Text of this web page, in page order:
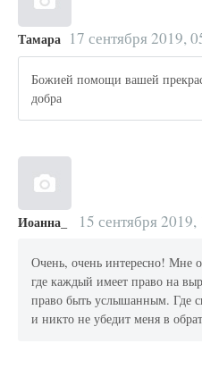
Тамара 17 сентября 2019,
Божией помощи вашей
добра
Иоанна_ 15 сентября 2019,
Очень, очень интересно! Мне
где каждый имеет право на
право быть услышанным. Где
и никто не убедит меня в